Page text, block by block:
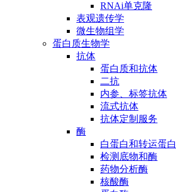
RNAi单克隆
表观遗传学
微生物组学
蛋白质生物学
抗体
蛋白质和抗体
二抗
内参、标签抗体
流式抗体
抗体定制服务
酶
白蛋白和转运蛋白
检测底物和酶
药物分析酶
核酸酶